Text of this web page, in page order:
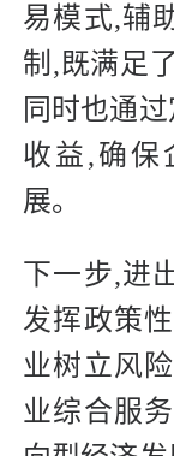
易模式,辅
制,既满足
同时也通
收益,确保
展。
下一步,进
发挥政策
业树立风
业综合服